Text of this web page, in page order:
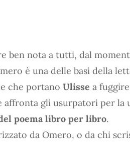
ben nota a tutti, dal
è una delle basi della
che portano Ulisse a
affronta gli usurpatori per la
poema libro per libro.
da Omero, o da chi